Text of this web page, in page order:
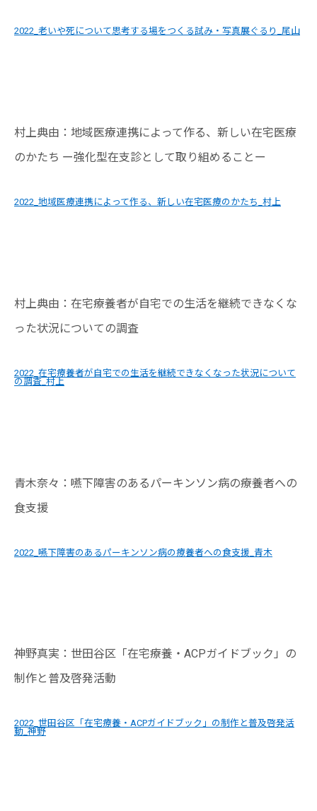
2022_老いや死について思考する場をつくる試み・写真展ぐるり_尾山
村上典由：地域医療連携によって作る、新しい在宅医療
のかたち ー強化型在支診として取り組めることー
2022_地域医療連携によって作る、新しい在宅医療のかたち_村上
村上典由：在宅療養者が自宅での生活を継続できなくな
った状況についての調査
2022_在宅療養者が自宅での生活を継続できなくなった状況について
の調査_村上
青木奈々：嚥下障害のあるパーキンソン病の療養者への
食支援
2022_嚥下障害のあるパーキンソン病の療養者への食支援_青木
神野真実：世田谷区「在宅療養・ACPガイドブック」の
制作と普及啓発活動
2022_世田谷区「在宅療養・ACPガイドブック」の制作と普及啓発活
動_神野